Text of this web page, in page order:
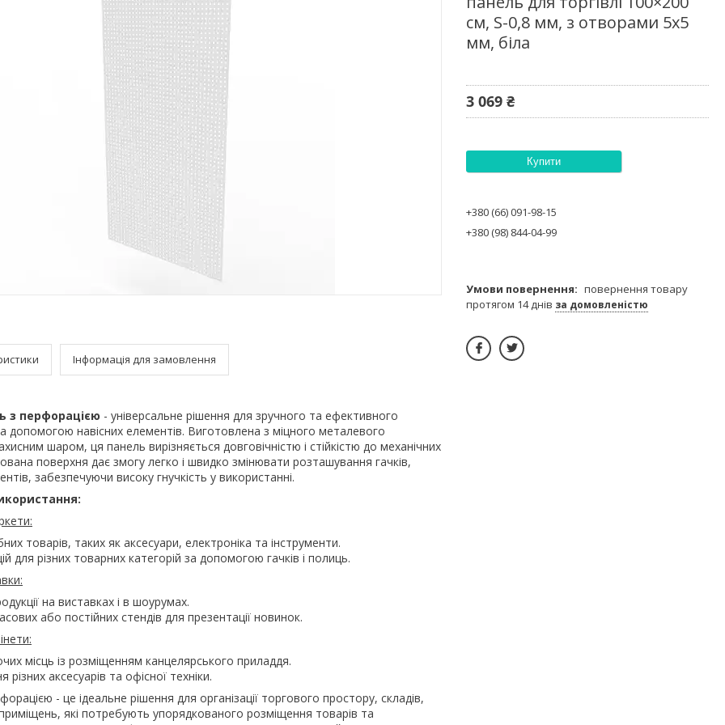
Інформація для замовлення
з перфорацією - універсальне рішення для зручного та ефективного
допомогою навісних елементів. Виготовлена з міцного металевого
шаром, ця панель вирізняється довговічністю і стійкістю до механічних
поверхня дає змогу легко і швидко змінювати розташування гачків,
забезпечуючи високу гнучкість у використанні.
товарів, таких як аксесуари, електроніка та інструменти.
для різних товарних категорій за допомогою гачків і полиць.
на виставках і в шоурумах.
або постійних стендів для презентації новинок.
місць із розміщенням канцелярського приладдя.
різних аксесуарів та офісної техніки.
- це ідеальне рішення для організації торгового простору, складів,
які потребують упорядкованого розміщення товарів та
см, S-0,8 мм, з отворами 5х5
мм, біла
3 069 ₴
Купити
+380 (66) 091-98-15
+380 (98) 844-04-99
повернення товару
протягом 14 днів за домовленістю